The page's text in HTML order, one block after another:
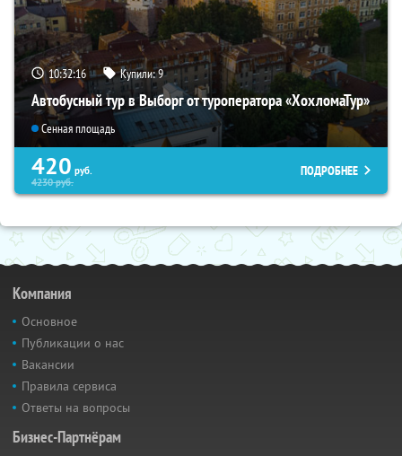
10:32:16 Купили:9
Автобусный тур в Выборг от туроператора «ХохломаТур»
Сенная площадь
420 руб.
4230руб.
ПОДРОБНЕЕ
Компания
Основное
Публикации о нас
Вакансии
Правила сервиса
Ответы на вопросы
Бизнес-Партнёрам